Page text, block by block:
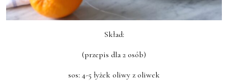
Skład:
(przepis dla 2 osób)
sos: 4-5 łyżek oliwy z oliwek